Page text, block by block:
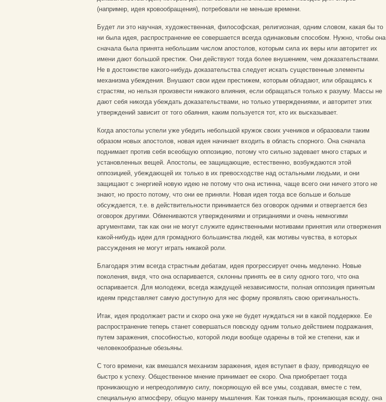
(например, идея кровообращения), потребовали не меньше времени.
Будет ли это научная, художественная, философская, религиозная, одним словом, какая бы то
ни была идея, распространение ее совершается всегда одинаковым способом. Нужно, чтобы она
сначала была принята небольшим числом апостолов, которым сила их веры или авторитет их
имени дают большой престиж. Они действуют тогда более внушением, чем доказательствами.
Не в достоинстве какого-нибудь доказательства следует искать существенные элементы
механизма убеждения. Внушают свои идеи престижем, которым обладают, или обращаясь к
страстям, но нельзя произвести никакого влияния, если обращаться только к разуму. Массы не
дают себя никогда убеждать доказательствами, но только утверждениями, и авторитет этих
утверждений зависит от того обаяния, каким пользуется тот, кто их высказывает.
Когда апостолы успели уже убедить небольшой кружок своих учеников и образовали таким
образом новых апостолов, новая идея начинает входить в область спорного. Она сначала
поднимает против себя всеобщую оппозицию, потому что сильно задевает много старых и
установленных вещей. Апостолы, ее защищающие, естественно, возбуждаются этой
оппозицией, убеждающей их только в их превосходстве над остальными людьми, и они
защищают с энергией новую идею не потому что она истинна, чаще всего они ничего этого не
знают, но просто потому, что они ее приняли. Новая идея тогда все больше и больше
обсуждается, т.е. в действительности принимается без оговорок одними и отвергается без
оговорок другими. Обмениваются утверждениями и отрицаниями и очень немногими
аргументами, так как они не могут служите единственными мотивами принятия или отвержения
какой-нибудь идеи для громадного большинства людей, как мотивы чувства, в которых
рассуждения не могут играть никакой роли.
Благодаря этим всегда страстным дебатам, идея прогрессирует очень медленно. Новые
поколения, видя, что она оспаривается, склонны принять ее в силу одного того, что она
оспаривается. Для молодежи, всегда жаждущей независимости, полная оппозиция принятым
идеям представляет самую доступную для нес форму проявлять свою оригинальность.
Итак, идея продолжает расти и скоро она уже не будет нуждаться ни в какой поддержке. Ее
распространение теперь станет совершаться повсюду одним только действием подражания,
путем заражения, способностью, которой люди вообще одарены в той же степени, как и
человекообразные обезьяны.
С того времени, как вмешался механизм заражения, идея вступает в фазу, приводящую ее
быстро к успеху. Общественное мнение принимает ее скоро. Она приобретает тогда
проникающую и непреодолимую силу, покоряющую ей все умы, создавая, вместе с тем,
специальную атмосферу, общую манеру мышления. Как тонкая пыль, проникающая всюду, она